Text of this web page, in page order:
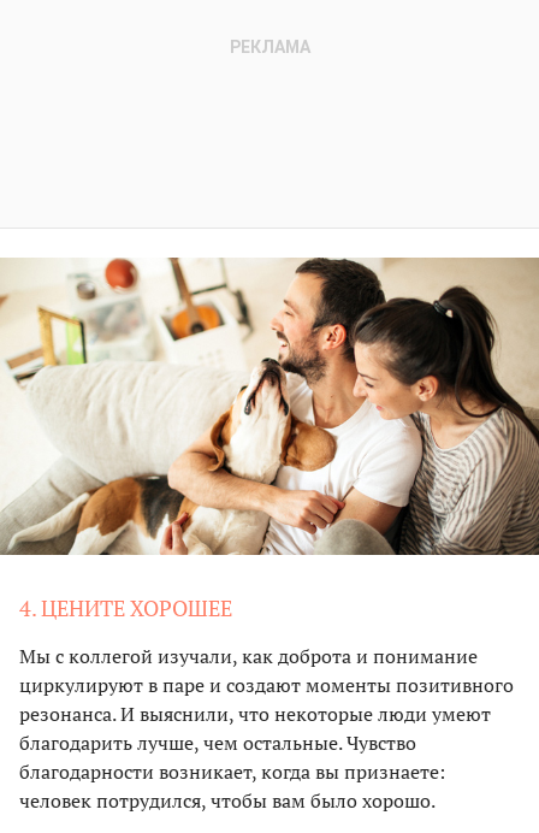
4. ЦЕНИТЕ ХОРОШЕЕ
Мы с коллегой изучали, как доброта и понимание
циркулируют в паре и создают моменты позитивного
резонанса. И выяснили, что некоторые люди умеют
благодарить лучше, чем остальные. Чувство
благодарности возникает, когда вы признаете:
человек потрудился, чтобы вам было хорошо.